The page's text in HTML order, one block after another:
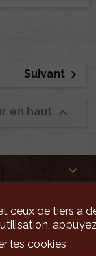
Suivant 
en haut 


ceux de tiers à
les cookies